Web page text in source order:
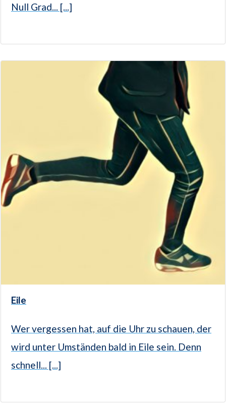
Null Grad... [...]
Eile
Wer vergessen hat, auf die Uhr zu schauen, der
wird unter Umständen bald in Eile sein. Denn
schnell... [...]